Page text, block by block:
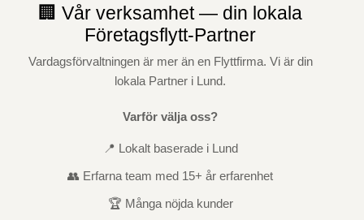
🏢 Vår verksamhet — din lokala
Företagsflytt-Partner
Vardagsförvaltningen är mer än en Flyttfirma. Vi är din
lokala Partner i Lund.
Varför välja oss?
📍 Lokalt baserade i Lund
👥 Erfarna team med 15+ år erfarenhet
🏆 Många nöjda kunder